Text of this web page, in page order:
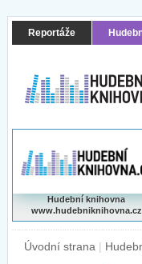
Reportáže
Hudební knihovna
www.hudebniknihovna.cz
Úvodní strana |